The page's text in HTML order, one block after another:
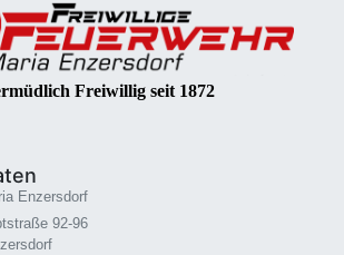
Freiwillig seit 1872
Enzersdorf
92-96